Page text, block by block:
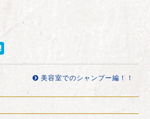
美容室でのシャンプー編！！